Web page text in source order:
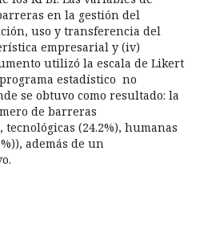
en la gestión del
uso y transferencia del
empresarial y (iv)
utilizó la escala de Likert
estadístico no
se obtuvo como resultado: la
de barreras
tecnológicas (24.2%), humanas
además de un